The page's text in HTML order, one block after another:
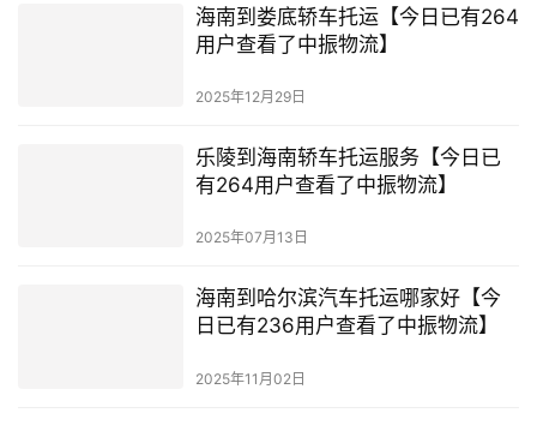
海南到娄底轿车托运【今日已有264
用户查看了中振物流】
2025年12月29日
乐陵到海南轿车托运服务【今日已
有264用户查看了中振物流】
2025年07月13日
海南到哈尔滨汽车托运哪家好【今
日已有236用户查看了中振物流】
2025年11月02日